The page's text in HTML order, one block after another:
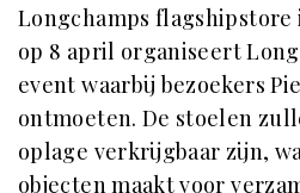
Longchamps flagshipstore
op 8 april organiseert
event waarbij bezoekers
ontmoeten. De stoelen
oplage verkrijgbaar zijn,
objecten maakt voor